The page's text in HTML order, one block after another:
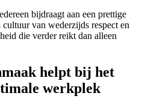
bijdraagt aan een prettige
van wederzijds respect en
die verder reikt dan alleen
helpt bij het
werkplek